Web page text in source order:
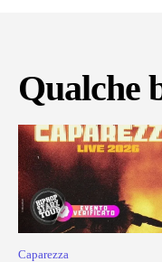
Qualche
Caparezza